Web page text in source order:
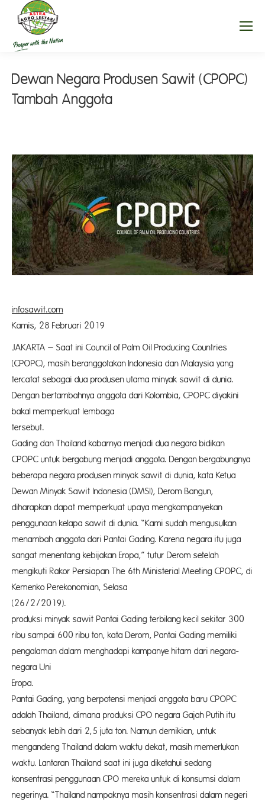
Dewan Negara Produsen Sawit (CPOPC)
Tambah Anggota
infosawit.com
Kamis, 28 Februari 2019
JAKARTA – Saat ini Council of Palm Oil Producing Countries
(CPOPC), masih beranggotakan Indonesia dan Malaysia yang
tercatat sebagai dua produsen utama minyak sawit di dunia.
Dengan bertambahnya anggota dari Kolombia, CPOPC diyakini
bakal memperkuat lembaga
tersebut.
Gading dan Thailand kabarnya menjadi dua negara bidikan
CPOPC untuk bergabung menjadi anggota. Dengan bergabungnya
beberapa negara produsen minyak sawit di dunia, kata Ketua
Dewan Minyak Sawit Indonesia (DMSI), Derom Bangun,
diharapkan dapat memperkuat upaya mengkampanyekan
penggunaan kelapa sawit di dunia. “Kami sudah mengusulkan
menambah anggota dari Pantai Gading. Karena negara itu juga
sangat menentang kebijakan Eropa,” tutur Derom setelah
mengikuti Rakor Persiapan The 6th Ministerial Meeting CPOPC, di
Kemenko Perekonomian, Selasa
(26/2/2019).
produksi minyak sawit Pantai Gading terbilang kecil sekitar 300
ribu sampai 600 ribu ton, kata Derom, Pantai Gading memiliki
pengalaman dalam menghadapi kampanye hitam dari negara-
negara Uni
Eropa.
Pantai Gading, yang berpotensi menjadi anggota baru CPOPC
adalah Thailand, dimana produksi CPO negara Gajah Putih itu
sebanyak lebih dari 2,5 juta ton. Namun demikian, untuk
mengandeng Thailand dalam waktu dekat, masih memerlukan
waktu. Lantaran Thailand saat ini juga diketahui sedang
konsentrasi penggunaan CPO mereka untuk di konsumsi dalam
negerinya. “Thailand nampaknya masih konsentrasi dalam negeri